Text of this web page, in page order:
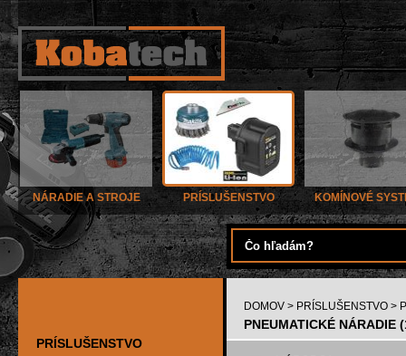
NÁRADIE A STROJE PRÍSLUŠENSTVO KOMÍNOVÉ
PRÍSLUŠENSTVO
DOMOV > PRÍSLUŠENSTVO >
PNEUMATICKÉ NÁRADIE